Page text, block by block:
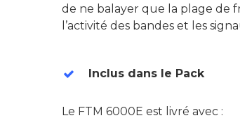
de ne balayer que la plage de
l’activité des bandes et les
Inclus dans le Pack
Le FTM 6000E est livré avec :